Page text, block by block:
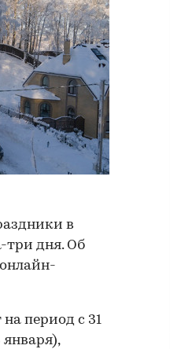
в
три дня. Об
период с 31